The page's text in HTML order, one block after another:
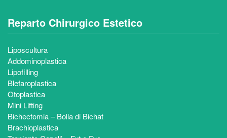
Reparto Chirurgico Estetico
Liposcultura
Addominoplastica
Lipofilling
Blefaroplastica
Otoplastica
Mini Lifting
Bichectomia – Bolla di Bichat
Brachioplastica